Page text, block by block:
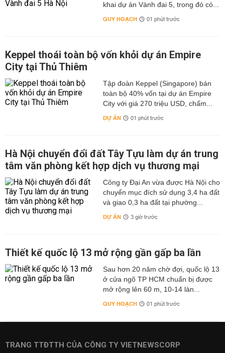
khai dự án Vành đai 5, trong đó có...
QUY HOẠCH 01 phút trước
Keppel thoái toàn bộ vốn khỏi dự án Empire
City tại Thủ Thiêm
Tập đoàn Keppel (Singapore) bán
toàn bộ 40% vốn tại dự án Empire
City với giá 270 triệu USD, chấm...
DỰ ÁN 01 phút trước
Hà Nội chuyển đổi đất Tây Tựu làm dự án trung
tâm văn phòng kết hợp dịch vụ thương mại
Công ty Đại An vừa được Hà Nội cho
chuyển mục đích sử dụng 3,4 ha đất
và giao 0,3 ha đất tại phường...
DỰ ÁN 3 giờ trước
Thiết kế quốc lộ 13 mở rộng gần gấp ba lần
Sau hơn 20 năm chờ đợi, quốc lộ 13
ở cửa ngõ TP HCM chuẩn bị được
mở rộng lên 60 m, 10-14 làn...
QUY HOẠCH 01 phút trước
TRANG TTĐTTH CỦA CÔNG TY VIETNEWSCORP